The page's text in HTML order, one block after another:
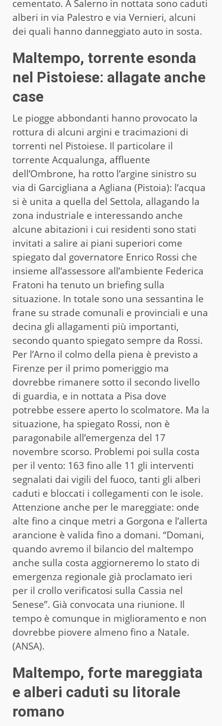
cementato. A Salerno in nottata sono caduti
alberi in via Palestro e via Vernieri, alcuni
dei quali hanno danneggiato auto in sosta.
Maltempo, torrente esonda
nel Pistoiese: allagate anche
case
Le piogge abbondanti hanno provocato la
rottura di alcuni argini e tracimazioni di
torrenti nel Pistoiese. Il particolare il
torrente Acqualunga, affluente
dell’Ombrone, ha rotto l’argine sinistro su
via di Garcigliana a Agliana (Pistoia): l’acqua
si è unita a quella del Settola, allagando la
zona industriale e interessando anche
alcune abitazioni i cui residenti sono stati
invitati a salire ai piani superiori come
spiegato dal governatore Enrico Rossi che
insieme all’assessore all’ambiente Federica
Fratoni ha tenuto un briefing sulla
situazione. In totale sono una sessantina le
frane su strade comunali e provinciali e una
decina gli allagamenti più importanti,
secondo quanto spiegato sempre da Rossi.
Per l’Arno il colmo della piena è previsto a
Firenze per il primo pomeriggio ma
dovrebbe rimanere sotto il secondo livello
di guardia, e in nottata a Pisa dove
potrebbe essere aperto lo scolmatore. Ma la
situazione, ha spiegato Rossi, non è
paragonabile all’emergenza del 17
novembre scorso. Problemi poi sulla costa
per il vento: 163 fino alle 11 gli interventi
segnalati dai vigili del fuoco, tanti gli alberi
caduti e bloccati i collegamenti con le isole.
Attenzione anche per le mareggiate: onde
alte fino a cinque metri a Gorgona e l’allerta
arancione è valida fino a domani. “Domani,
quando avremo il bilancio del maltempo
anche sulla costa aggiorneremo lo stato di
emergenza regionale già proclamato ieri
per il crollo verificatosi sulla Cassia nel
Senese”. Già convocata una riunione. Il
tempo è comunque in miglioramento e non
dovrebbe piovere almeno fino a Natale.
(ANSA).
Maltempo, forte mareggiata
e alberi caduti su litorale
romano